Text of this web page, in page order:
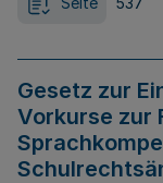
Gesetz zur
Vorkurse zur